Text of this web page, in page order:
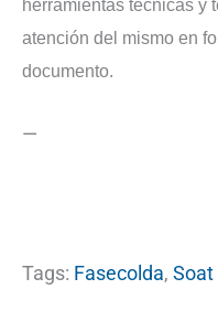
herramientas técnicas y
atención del mismo en
documento.
—
Tags: Fasecolda, Soat